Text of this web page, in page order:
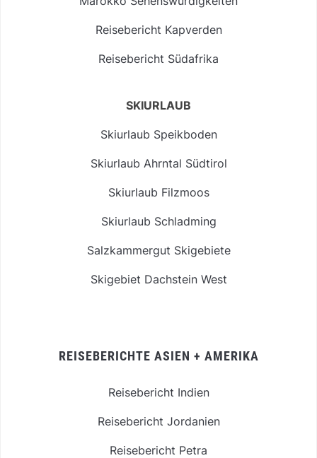
Reisebericht Kapverden
Reisebericht Südafrika
SKIURLAUB
Skiurlaub Speikboden
Skiurlaub Ahrntal Südtirol
Skiurlaub Filzmoos
Skiurlaub Schladming
Salzkammergut Skigebiete
Skigebiet Dachstein West
REISEBERICHTE ASIEN + AMERIKA
Reisebericht Indien
Reisebericht Jordanien
Reisebericht Petra